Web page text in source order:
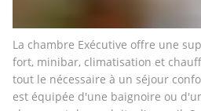
La chambre Exécutive offre une
fort, minibar, climatisation et
tout le nécessaire à un séjour
est équipée d'une baignoire ou